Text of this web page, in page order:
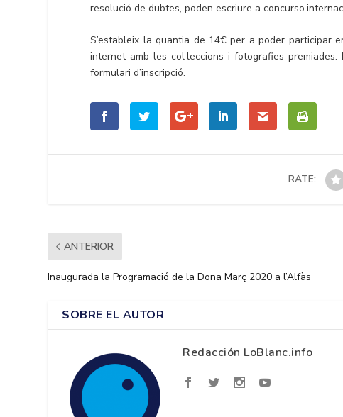
resolució de dubtes, poden escriure a
S’estableix la quantia de 14€ per a poder participar
internet amb les col·leccions i fotografies
formulari d’inscripció.
RATE:
ANTERIOR
Inaugurada la Programació de la Dona Març 2020 a l’Alfàs
SOBRE EL AUTOR
Redacción LoBlanc.info